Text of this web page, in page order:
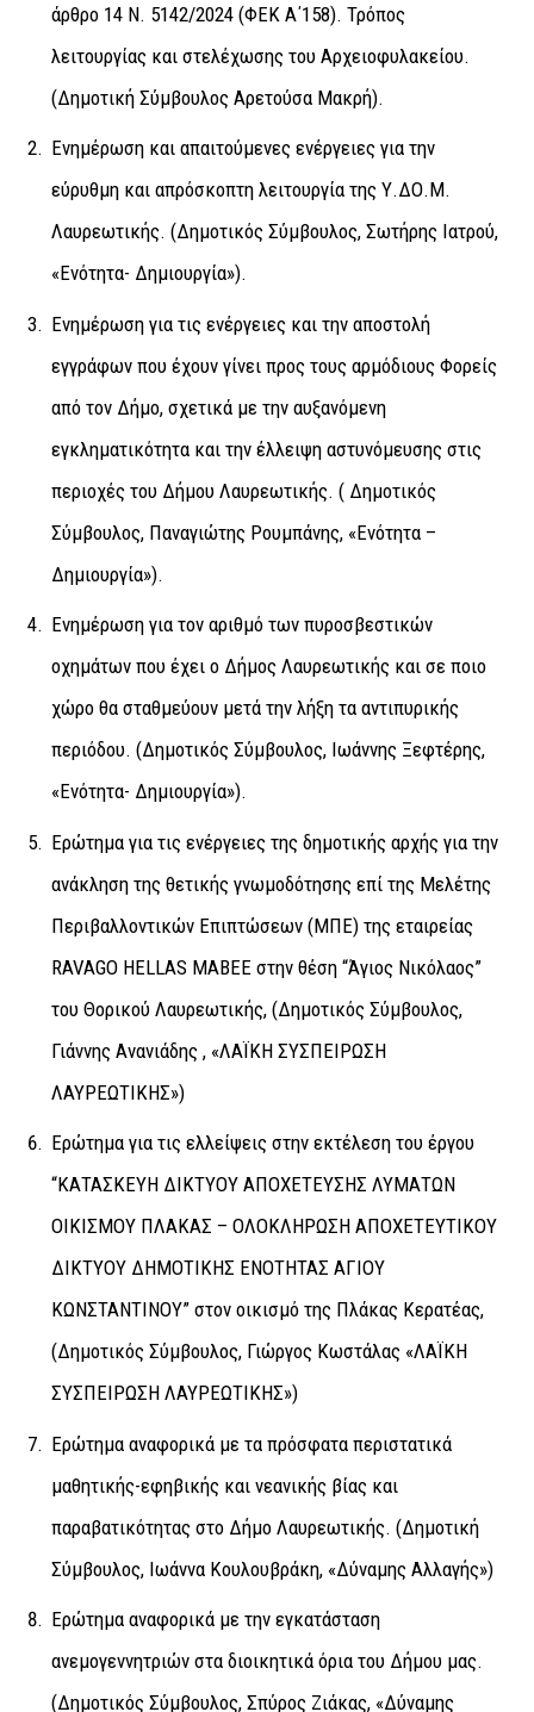
άρθρο 14 Ν. 5142/2024 (ΦΕΚ Α΄158). Τρόπος
λειτουργίας και στελέχωσης του Αρχειοφυλακείου.
(Δημοτική Σύμβουλος Αρετούσα Μακρή).
Ενημέρωση και απαιτούμενες ενέργειες για την
εύρυθμη και απρόσκοπτη λειτουργία της Υ.ΔΟ.Μ.
Λαυρεωτικής. (Δημοτικός Σύμβουλος, Σωτήρης Ιατρού,
«Ενότητα- Δημιουργία»).
Ενημέρωση για τις ενέργειες και την αποστολή
εγγράφων που έχουν γίνει προς τους αρμόδιους Φορείς
από τον Δήμο, σχετικά με την αυξανόμενη
εγκληματικότητα και την έλλειψη αστυνόμευσης στις
περιοχές του Δήμου Λαυρεωτικής. ( Δημοτικός
Σύμβουλος, Παναγιώτης Ρουμπάνης, «Ενότητα –
Δημιουργία»).
Ενημέρωση για τον αριθμό των πυροσβεστικών
οχημάτων που έχει ο Δήμος Λαυρεωτικής και σε ποιο
χώρο θα σταθμεύουν μετά την λήξη τα αντιπυρικής
περιόδου. (Δημοτικός Σύμβουλος, Ιωάννης Ξεφτέρης,
«Ενότητα- Δημιουργία»).
Ερώτημα για τις ενέργειες της δημοτικής αρχής για την
ανάκληση της θετικής γνωμοδότησης επί της Μελέτης
Περιβαλλοντικών Επιπτώσεων (ΜΠΕ) της εταιρείας
RAVAGO HELLAS ΜΑΒΕΕ στην θέση “Άγιος Νικόλαος”
του Θορικού Λαυρεωτικής, (Δημοτικός Σύμβουλος,
Γιάννης Ανανιάδης , «ΛΑΪΚΗ ΣΥΣΠΕΙΡΩΣΗ
ΛΑΥΡΕΩΤΙΚΗΣ»)
Ερώτημα για τις ελλείψεις στην εκτέλεση του έργου
“ΚΑΤΑΣΚΕΥΗ ΔΙΚΤΥΟΥ ΑΠΟΧΕΤΕΥΣΗΣ ΛΥΜΑΤΩΝ
ΟΙΚΙΣΜΟΥ ΠΛΑΚΑΣ – ΟΛΟΚΛΗΡΩΣΗ ΑΠΟΧΕΤΕΥΤΙΚΟΥ
ΔΙΚΤΥΟΥ ΔΗΜΟΤΙΚΗΣ ΕΝΟΤΗΤΑΣ ΑΓΙΟΥ
ΚΩΝΣΤΑΝΤΙΝΟΥ” στον οικισμό της Πλάκας Κερατέας,
(Δημοτικός Σύμβουλος, Γιώργος Κωστάλας «ΛΑΪΚΗ
ΣΥΣΠΕΙΡΩΣΗ ΛΑΥΡΕΩΤΙΚΗΣ»)
Ερώτημα αναφορικά με τα πρόσφατα περιστατικά
μαθητικής-εφηβικής και νεανικής βίας και
παραβατικότητας στο Δήμο Λαυρεωτικής. (Δημοτική
Σύμβουλος, Ιωάννα Κουλουβράκη, «Δύναμης Αλλαγής»)
Ερώτημα αναφορικά με την εγκατάσταση
ανεμογεννητριών στα διοικητικά όρια του Δήμου μας.
(Δημοτικός Σύμβουλος, Σπύρος Ζιάκας, «Δύναμης